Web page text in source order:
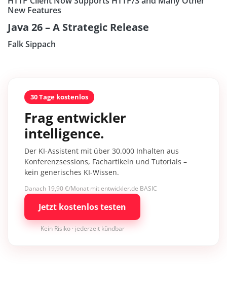
New Features
Java 26 – A Strategic Release
Falk Sippach
30 Tage kostenlos
Frag entwickler
intelligence.
Der KI-Assistent mit über 30.000 Inhalten aus
Konferenzsessions, Fachartikeln und Tutorials –
kein generisches KI-Wissen.
Danach 19,90 €/Monat mit entwickler.de BASIC
Jetzt kostenlos testen
Kein Risiko · jederzeit kündbar